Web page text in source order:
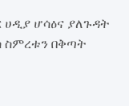
ሆሳዕና ያለጉዳት
በቅጣት